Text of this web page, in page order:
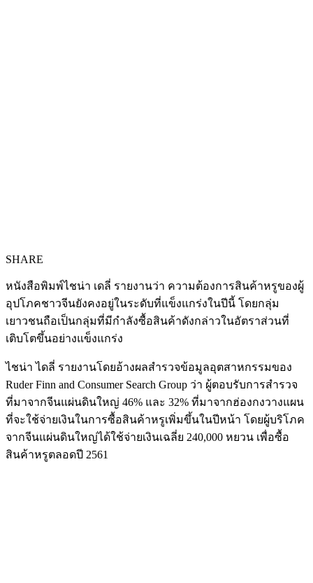
SHARE
หนังสือพิมพ์ไชน่า เดลี่ รายงานว่า ความต้องการสินค้าหรูของผู้
อุปโภคชาวจีนยังคงอยู่ในระดับที่แข็งแกร่งในปีนี้ โดยกลุ่ม
เยาวชนถือเป็นกลุ่มที่มีกำลังซื้อสินค้าดังกล่าวในอัตราส่วนที่
เติบโตขึ้นอย่างแข็งแกร่ง
ไชน่า ไดลี่ รายงานโดยอ้างผลสำรวจข้อมูลอุตสาหกรรมของ
Ruder Finn and Consumer Search Group ว่า ผู้ตอบรับการสำรวจ
ที่มาจากจีนแผ่นดินใหญ่ 46% และ 32% ที่มาจากฮ่องกงวางแผน
ที่จะใช้จ่ายเงินในการซื้อสินค้าหรูเพิ่มขึ้นในปีหน้า โดยผู้บริโภค
จากจีนแผ่นดินใหญ่ได้ใช้จ่ายเงินเฉลี่ย 240,000 หยวน เพื่อซื้อ
สินค้าหรูตลอดปี 2561